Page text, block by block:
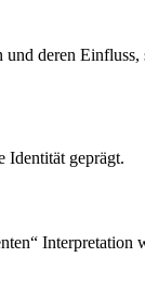
deren
Identität geprägt.
Interpretation